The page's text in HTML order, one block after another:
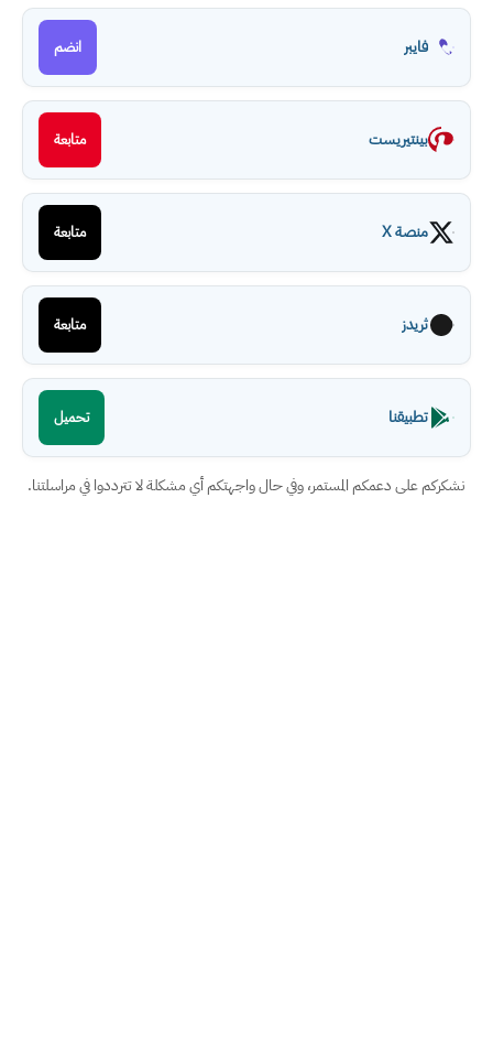
فايبر انضم
بينتيريست متابعة
منصة X متابعة
ثريدز متابعة
تطبيقنا تحميل
نشكركم على دعمكم المستمر، وفي حال واجهتكم أي مشكلة لا تترددوا في مراسلتنا.